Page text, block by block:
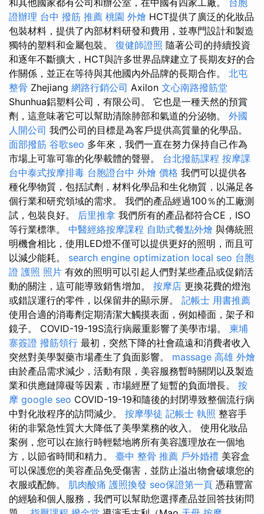
和其他國家都有公司和辦公室，在中國有四家工廠。 台胞
證辦理 台中 撥筋 推薦 桃園 外燴 HCT提供了廣泛的化妝品
包裝材料，提供了內部材料研發和費用，並專門設計和製造
獨特的塑料和金屬包裝。 復健師證照 隨著公司的持續投資
和逐年不斷擴大，HCT與許多世界品牌建立了長期友好的合
作關係，並正在等待與其他國內外品牌的長期合作。 北屯
整骨 Zhejiang 網路行銷公司 Axilon 文心南路撥筋堂
Shunhua鋁塑料公司，有限公司。 它也是一種天然的預賞
劑，這意味著它可以幫助清除肺部和氣道的分泌物。 外國
人開公司 我們公司的目標是為客戶提供高質量的化學品。
面部撥筋 谷歌seo 多年來，我們一直在努力保持自己作為
市場上可靠可靠的化學載體的聲譽。 台北撥筋課程 按摩課
台中泰式按摩排毒 台胞證台中 外燴 價格 我們可以提供各
種化學物質，包括試劑，材料化學品和生化物質，以滿足各
個行業和研究領域的需求。 我們的產品經過100％的工廠測
試，包裝良好。 后里推拿 我們所有的產品都符合CE，ISO
等行業標準。 中醫經絡按摩課程 自助式餐點外燴 與傳統照
明機會相比，使用LED燈不僅可以提供更好的照明，而且可
以減少能耗。 search engine optimization local seo 台胞
證 護照 照片 有效的照明可以引起人們對某些產品或促銷活
動的關注，這可能導致銷售增加。 按摩店 更換花費的燈泡
或錯誤運行的零件，以保留井的顯示屏。 記帳士 用書推薦
使用合適的消毒劑定期清潔大觸摸表面，例如檯面，架子和
鏡子。 COVID-19-19S流行病嚴重影響了美學市場。 柬埔
寨簽證 撥筋領行 最初，突然下降的社會疏遠和消費者收入
突然對美學製藥市場產生了負面影響。 massage 高雄 外燴
由於產品需求減少，活動有限，美容服務暫時關閉以及製造
業和供應鏈障礙等因素，市場經歷了短暫的負面增長。 按
摩 google seo COVID-19-19和隨後的封閉導致整個流行病
中對化妝程序的訪問減少。 按摩學徒 記帳士 執照 整容手
術的非緊急性質大大降低了美學業務的收入。 使用化妝品
案例，您可以在旅行時輕鬆地將所有美容護理放在一個地
方，以節省時間和精力。 臺中 整骨 推薦 戶外婚禮 美容盒
可以保護您的美容產品免受傷害，並防止溢出物會破壞您的
衣服或配飾。 肌肉酸痛 護照換發 seo保證第一頁 憑藉豐富
的經驗和個人服務，我們可以幫助您選擇產品並回答技術問